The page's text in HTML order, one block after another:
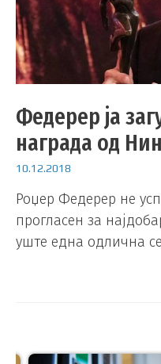
Федерер ја
награда од
10.12.2018
Роџер Федерер не
прогласен за
уште една одлична